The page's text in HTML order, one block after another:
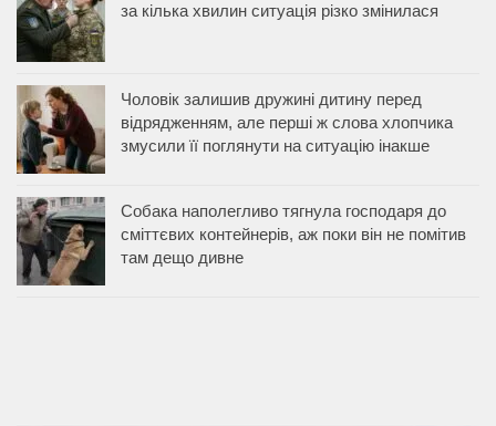
за кілька хвилин ситуація різко змінилася
Чоловік залишив дружині дитину перед
відрядженням, але перші ж слова хлопчика
змусили її поглянути на ситуацію інакше
Собака наполегливо тягнула господаря до
сміттєвих контейнерів, аж поки він не помітив
там дещо дивне